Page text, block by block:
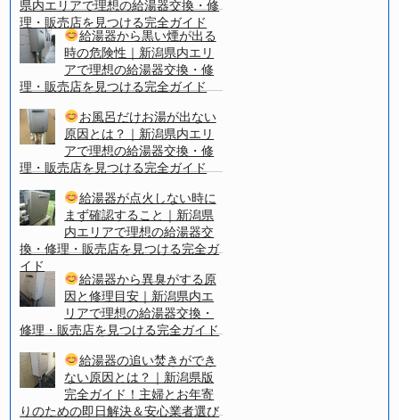
県内エリアで理想の給湯器交換・修
理・販売店を見つける完全ガイド
給湯器から黒い煙が出る
時の危険性｜新潟県内エリ
アで理想の給湯器交換・修
理・販売店を見つける完全ガイド
お風呂だけお湯が出ない
原因とは？｜新潟県内エリ
アで理想の給湯器交換・修
理・販売店を見つける完全ガイド
給湯器が点火しない時に
まず確認すること｜新潟県
内エリアで理想の給湯器交
換・修理・販売店を見つける完全ガ
イド
給湯器から異臭がする原
因と修理目安｜新潟県内エ
リアで理想の給湯器交換・
修理・販売店を見つける完全ガイド
給湯器の追い焚きができ
ない原因とは？｜新潟県版
完全ガイド！主婦とお年寄
りのための即日解決＆安心業者選び